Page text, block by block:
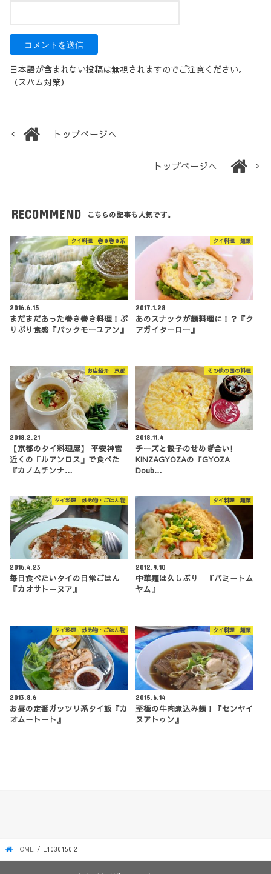
日本語が含まれない投稿は無視されますのでご注意ください。
（スパム対策）
トップページへ
トップページへ
RECOMMEND こちらの記事も人気です。
タイ料理 巻き巻き系
2016.6.15
まだまだあった巻き巻き料理！ぷ
りぷり食感『パックモーユアン』
タイ料理 麺類
2017.1.28
あのスナックが麺料理に！？『ク
アガイターロー』
お店紹介 京都
2018.2.21
【京都のタイ料理屋】 平安神宮
近くの「ルアンロス」で食べた
『カノムチンナ…
その他の国の料理
2018.11.4
チーズと餃子のせめぎ合い!
KINZAGYOZAの『GYOZA
Doub…
タイ料理 炒め物・ごはん物
2016.4.23
毎日食べたいタイの日常ごはん
『カオサトーヌア』
タイ料理 麺類
2012.9.10
中華麺は久しぶり 『バミートム
ヤム』
タイ料理 炒め物・ごはん物
2013.8.6
お昼の定番ガッツリ系タイ飯『カ
オムートート』
タイ料理 麺類
2015.6.14
至極の牛肉煮込み麺！『センヤイ
ヌアトゥン』
HOME L1030150 2